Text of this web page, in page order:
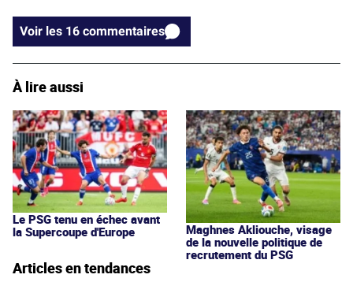
Voir les 16 commentaires
À lire aussi
Le PSG tenu en échec avant
la Supercoupe d'Europe
Maghnes Akliouche, visage
de la nouvelle politique de
recrutement du PSG
Articles en tendances